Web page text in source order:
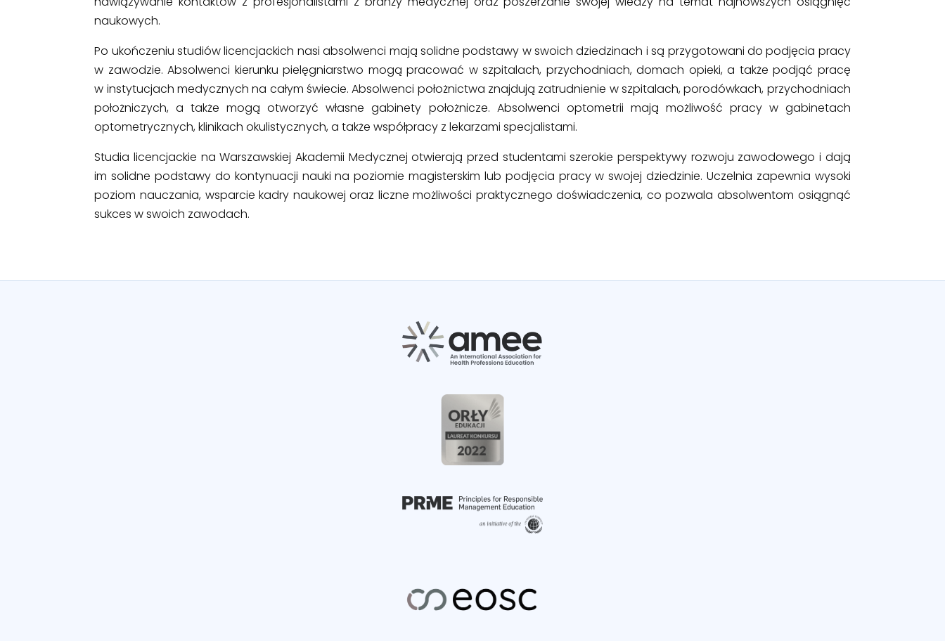
naukowych.
Po ukończeniu studiów licencjackich nasi absolwenci mają solidne podstawy w swoich dziedzinach i są przygotowani do podjęcia pracy
w zawodzie. Absolwenci kierunku pielęgniarstwo mogą pracować w szpitalach, przychodniach, domach opieki, a także podjąć pracę
w instytucjach medycznych na całym świecie. Absolwenci położnictwa znajdują zatrudnienie w szpitalach, porodówkach, przychodniach
położniczych, a także mogą otworzyć własne gabinety położnicze. Absolwenci optometrii mają możliwość pracy w gabinetach
optometrycznych, klinikach okulistycznych, a także współpracy z lekarzami specjalistami.
Studia licencjackie na Warszawskiej Akademii Medycznej otwierają przed studentami szerokie perspektywy rozwoju zawodowego i dają
im solidne podstawy do kontynuacji nauki na poziomie magisterskim lub podjęcia pracy w swojej dziedzinie. Uczelnia zapewnia wysoki
poziom nauczania, wsparcie kadry naukowej oraz liczne możliwości praktycznego doświadczenia, co pozwala absolwentom osiągnąć
sukces w swoich zawodach.